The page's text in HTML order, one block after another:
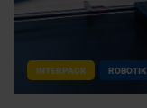
INTERPACK ROBOTIK